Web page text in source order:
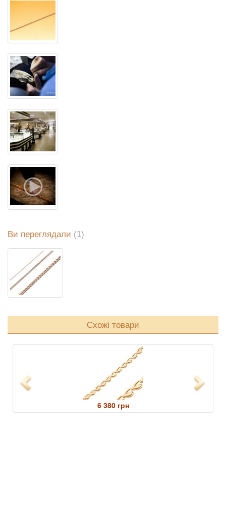
Ви переглядали (1)
Схожі товари
Previous
6 380 грн
Next